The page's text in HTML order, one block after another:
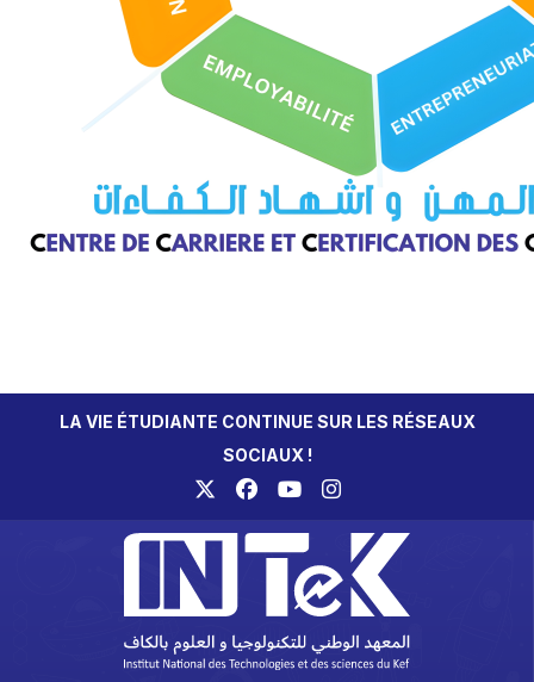
LA VIE ÉTUDIANTE CONTINUE SUR LES RÉSEAUX
SOCIAUX !